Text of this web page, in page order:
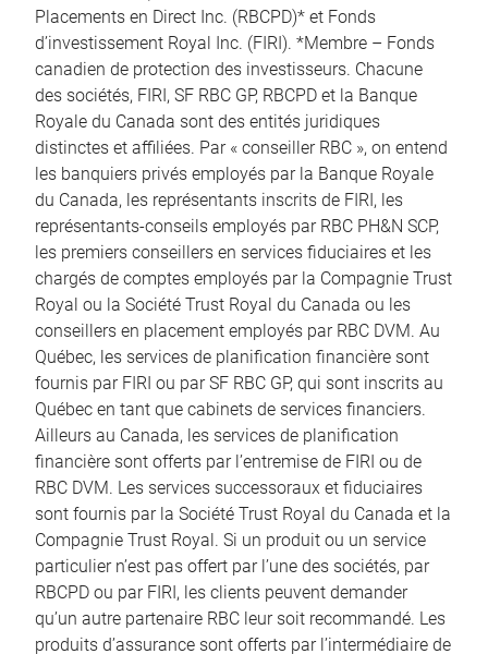
Placements en Direct Inc. (RBCPD)* et Fonds
d’investissement Royal Inc. (FIRI). *Membre – Fonds
canadien de protection des investisseurs. Chacune
des sociétés, FIRI, SF RBC GP, RBCPD et la Banque
Royale du Canada sont des entités juridiques
distinctes et affiliées. Par « conseiller RBC », on entend
les banquiers privés employés par la Banque Royale
du Canada, les représentants inscrits de FIRI, les
représentants-conseils employés par RBC PH&N SCP,
les premiers conseillers en services fiduciaires et les
chargés de comptes employés par la Compagnie Trust
Royal ou la Société Trust Royal du Canada ou les
conseillers en placement employés par RBC DVM. Au
Québec, les services de planification financière sont
fournis par FIRI ou par SF RBC GP, qui sont inscrits au
Québec en tant que cabinets de services financiers.
Ailleurs au Canada, les services de planification
financière sont offerts par l’entremise de FIRI ou de
RBC DVM. Les services successoraux et fiduciaires
sont fournis par la Société Trust Royal du Canada et la
Compagnie Trust Royal. Si un produit ou un service
particulier n’est pas offert par l’une des sociétés, par
RBCPD ou par FIRI, les clients peuvent demander
qu’un autre partenaire RBC leur soit recommandé. Les
produits d’assurance sont offerts par l’intermédiaire de